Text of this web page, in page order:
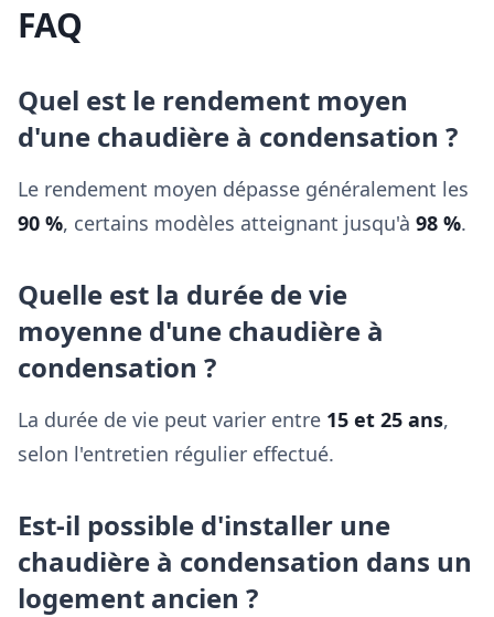
FAQ
Quel est le rendement moyen
d'une chaudière à condensation ?
Le rendement moyen dépasse généralement les
90 %, certains modèles atteignant jusqu'à 98 %.
Quelle est la durée de vie
moyenne d'une chaudière à
condensation ?
La durée de vie peut varier entre 15 et 25 ans,
selon l'entretien régulier effectué.
Est-il possible d'installer une
chaudière à condensation dans un
logement ancien ?